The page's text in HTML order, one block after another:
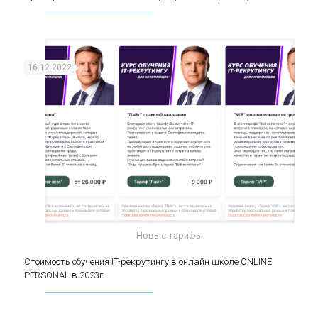
Стоимость обучения IT-рекрутингу в онлайн
Новые тарифы
16.12.2022
Стоимость обучения IT-рекрутингу в онлайн школе ONLINE
PERSONAL в 2023г